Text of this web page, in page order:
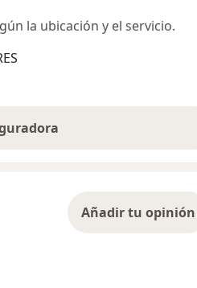
la ubicación y el servicio.
Añadir tu opinión